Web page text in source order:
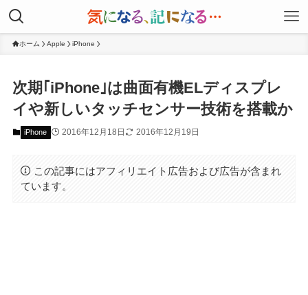
ホーム Apple iPhone
次期｢iPhone｣は曲面有機ELディスプレ
イや新しいタッチセンサー技術を搭載か
iPhone 2016年12月18日 2016年12月19日
この記事にはアフィリエイト広告および広告が含まれ
ています。